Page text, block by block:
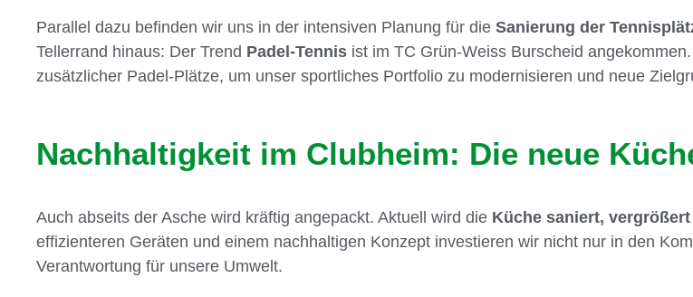
Parallel dazu befinden wir uns in der intensiven Planung für die Sanierung der
Tellerrand hinaus: Der Trend Padel-Tennis ist im TC Grün-Weiss Burscheid
zusätzlicher Padel-Plätze, um unser sportliches Portfolio zu modernisieren und neue
Nachhaltigkeit im Clubheim: Die neue
Auch abseits der Asche wird kräftig angepackt. Aktuell wird die Küche saniert,
effizienteren Geräten und einem nachhaltigen Konzept investieren wir nicht nur in den
Verantwortung für unsere Umwelt.